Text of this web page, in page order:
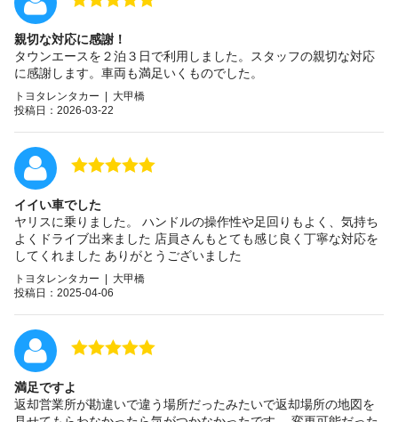
親切な対応に感謝！
タウンエースを２泊３日で利用しました。スタッフの親切な対応
に感謝します。車両も満足いくものでした。
トヨタレンタカー | 大甲橋
投稿日：2026-03-22
イイい車でした
ヤリスに乗りました。 ハンドルの操作性や足回りもよく、気持ち
よくドライブ出来ました 店員さんもとても感じ良く丁寧な対応を
してくれました ありがとうございました
トヨタレンタカー | 大甲橋
投稿日：2025-04-06
満足ですよ
返却営業所が勘違いで違う場所だったみたいで返却場所の地図を